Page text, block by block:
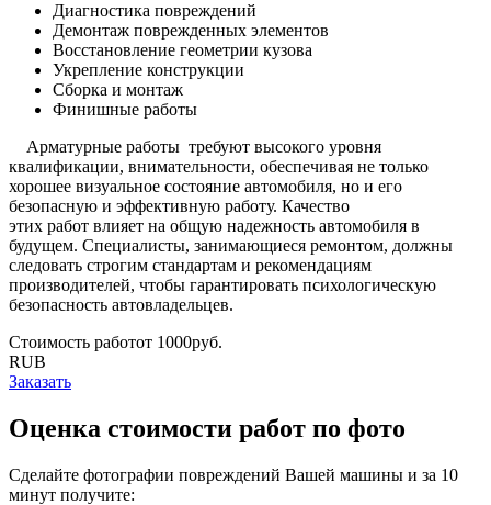
Диагностика повреждений
Демонтаж поврежденных элементов
Восстановление геометрии кузова
Укрепление конструкции
Сборка и монтаж
Финишные работы
Арматурные работы требуют высокого уровня
квалификации, внимательности, обеспечивая не только
хорошее визуальное состояние автомобиля, но и его
безопасную и эффективную работу. Качество
этих работ влияет на общую надежность автомобиля в
будущем. Специалисты, занимающиеся ремонтом, должны
следовать строгим стандартам и рекомендациям
производителей, чтобы гарантировать психологическую
безопасность автовладельцев.
Стоимость работoт 1000руб.
RUB
Заказать
Оценка стоимости работ по фото
Сделайте фотографии повреждений Вашей машины и за 10
минут получите: